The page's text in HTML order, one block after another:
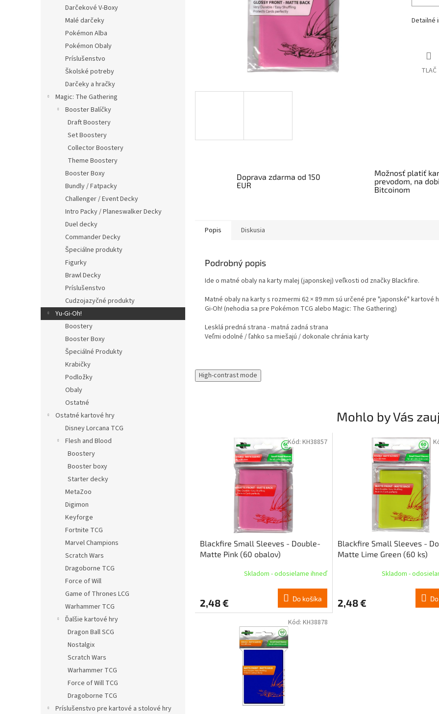
Darčekové V-Boxy
Malé darčeky
Pokémon Alba
Pokémon Obaly
Príslušenstvo
Školské potreby
Darčeky a hračky
Magic: The Gathering
Booster Balíčky
Draft Boostery
Set Boostery
Collector Boostery
Theme Boostery
Booster Boxy
Bundly / Fatpacky
Challenger / Event Decky
Intro Packy / Planeswalker Decky
Duel decky
Commander Decky
Špeciálne produkty
Figurky
Brawl Decky
Príslušenstvo
Cudzojazyčné produkty
Yu-Gi-Oh!
Boostery
Booster Boxy
Špeciálné Produkty
Krabičky
Podložky
Obaly
Ostatné
Ostatné kartové hry
Disney Lorcana TCG
Flesh and Blood
Boostery
Booster boxy
Starter decky
MetaZoo
Digimon
Keyforge
Fortnite TCG
Marvel Champions
Scratch Wars
Dragoborne TCG
Force of Will
Game of Thrones LCG
Warhammer TCG
Ďalšie kartové hry
Dragon Ball SCG
Nostalgix
Scratch Wars
Warhammer TCG
Force of Will TCG
Dragoborne TCG
Príslušenstvo pre kartové a stolové hry
Detailné
TLAČ
Doprava zdarma od 150
EUR
Možnosť platiť
prevodom, na
Bitcoinom
Popis Diskusia
Podrobný popis
Ide o matné obaly na karty malej (japonskej) veľkosti od značky Blackfire.
Matné obaly na karty s rozmermi 62 × 89 mm sú určené pre "japonské" kartové
Gi-Oh! (nehodia sa pre Pokémon TCG alebo Magic: The Gathering)
Lesklá predná strana - matná zadná strana
Veľmi odolné / ľahko sa miešajú / dokonale chránia karty
High-contrast mode
Mohlo by Vás
Blackfire Small Sleeves - Double-
Matte Pink (60 obalov)
Skladom - odosielame ihneď
2,48 € Do košíka
Kód: KH38857
Blackfire Small Sleeves -
Matte Lime Green (60 ks)
Skladom -
2,48 €
Kód: KH38878